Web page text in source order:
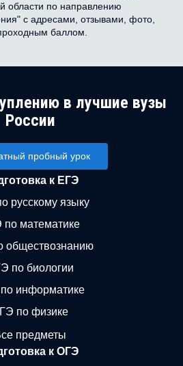
области по направлению
с адресами, отзывами, фото,
баллом.
в лучшие вузы
России
пробный урок
к ЕГЭ
русскому языку
по математике
обществознанию
по биологии
информатике
по физике
предметы
к ОГЭ